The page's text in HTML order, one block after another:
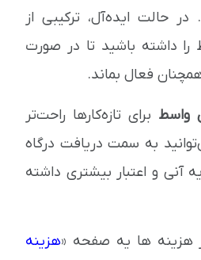
حالت ایده‌آل، ترکیبی از
را داشته باشید تا در صورت
فعال بماند.
واسط برای تازه‌کارها راحت‌تر
به سمت دریافت درگاه
آنی و اعتبار بیشتری داشته
هزینه ها یه صفحه «هزینه